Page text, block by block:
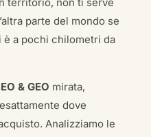
parte del mondo se
è a pochi chilometri da
& GEO mirata,
dove
Analizziamo le